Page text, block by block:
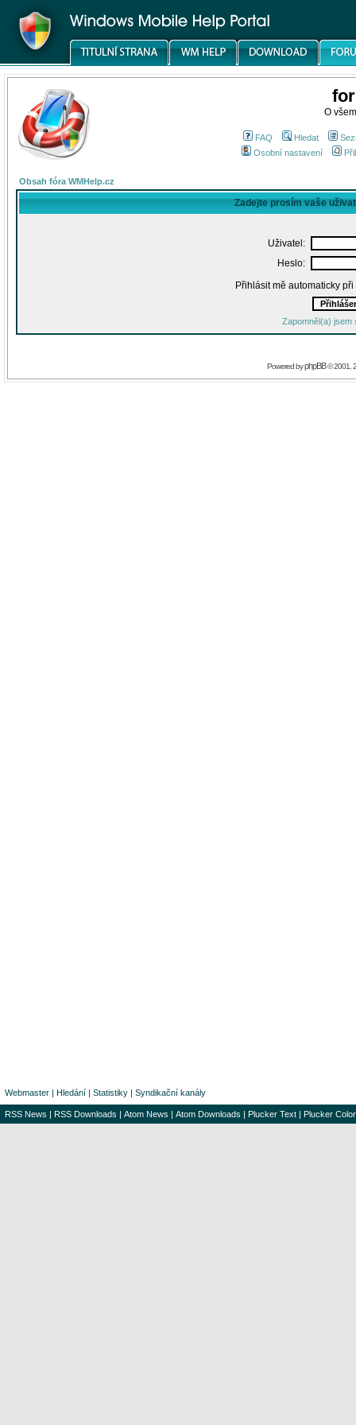
O
FAQ Hledat
Osobní nastavení
Obsah fóra WMHelp.cz
Zadejte prosím vaše
Uživatel:
Heslo:
Přihlásit mě automaticky
Zapomněl(a) jsem
Powered byphpBB© 2001,
Webmaster | Hledání | Statistiky | Syndikační kanály
RSS News | RSS Downloads | Atom News | Atom Downloads | Plucker Text | Plucker Color